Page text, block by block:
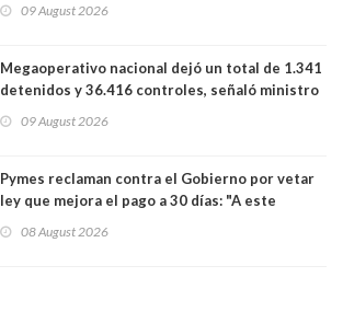
09 August 2026
Megaoperativo nacional dejó un total de 1.341
detenidos y 36.416 controles, señaló ministro
09 August 2026
Pymes reclaman contra el Gobierno por vetar
ley que mejora el pago a 30 días: "A este
medianas empresas"
08 August 2026